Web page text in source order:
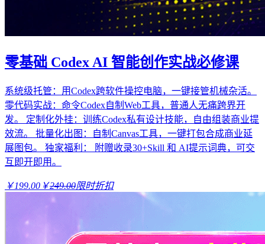
零基础 Codex AI 智能创作实战必修课
系统级托管：用Codex跨软件操控电脑，一键接管机械杂活。
零代码实战：命令Codex自制Web工具，普通人无痛跨界开
发。 定制化外挂：训练Codex私有设计技能，自由组装商业提
效流。 批量化出图：自制Canvas工具，一键打包合成商业延
展图包。 独家福利： 附赠收录30+Skill 和 AI提示词典，可交
互即开即用。
￥199.00 ￥249.00限时折扣